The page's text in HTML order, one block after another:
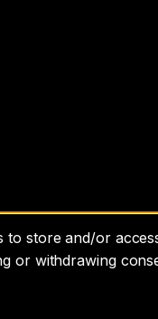
store and/or
or withdrawing